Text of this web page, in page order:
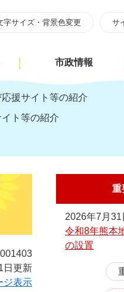
字サイズ・背景色変更 サ
市政情報
援サイト等の紹介
ト等の紹介
日更新
ジ表示
重
2026年7月31
令和8年熊本
の設置